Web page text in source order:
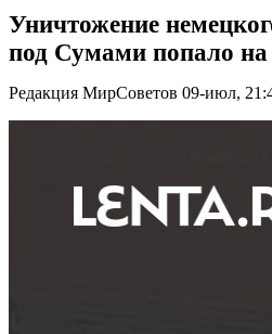
Уничтожение
под Сумами попало на
Редакция МирСоветов 09-июл,